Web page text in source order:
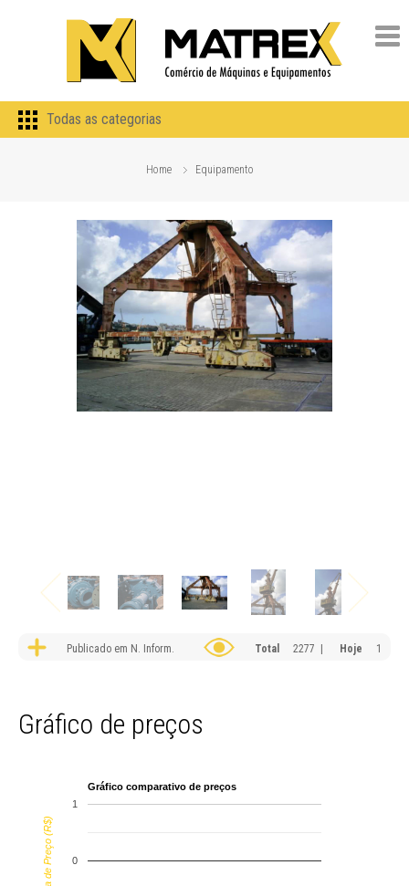
Todas as categorias
Home Equipamento
Publicado em N. Inform. Total 2277 | Hoje 1
Gráfico de preços
Gráfico comparativo de preços
0
1
Faixa de Preço (R$)